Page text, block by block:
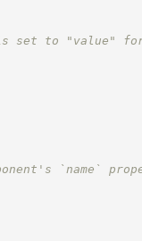
to "value" for
`name`